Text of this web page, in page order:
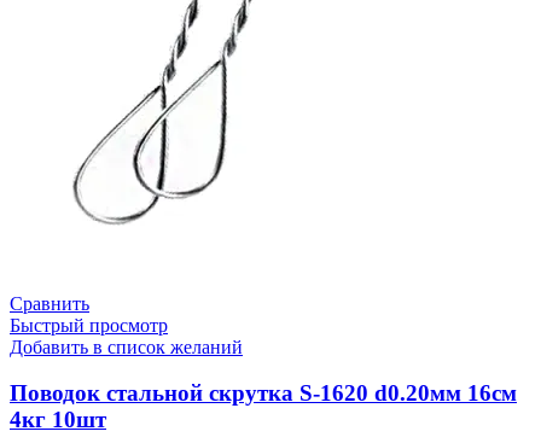
Сравнить
Быстрый просмотр
Добавить в список желаний
Поводок стальной скрутка S-1620 d0.20мм 16см
4кг 10шт